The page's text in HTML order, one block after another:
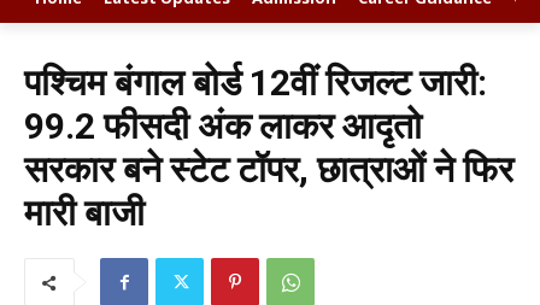
पश्चिम बंगाल बोर्ड 12वीं रिजल्ट जारी:
99.2 फीसदी अंक लाकर आदृतो
सरकार बने स्टेट टॉपर, छात्राओं ने फिर
मारी बाजी